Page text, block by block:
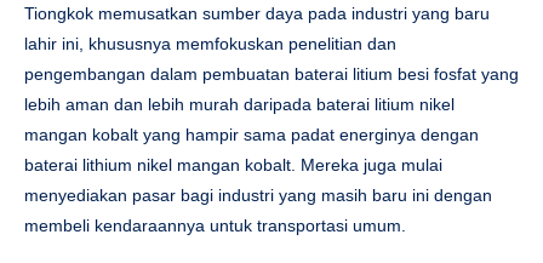
Tiongkok memusatkan sumber daya pada industri yang baru
lahir ini, khususnya memfokuskan penelitian dan
pengembangan dalam pembuatan baterai litium besi fosfat yang
lebih aman dan lebih murah daripada baterai litium nikel
mangan kobalt yang hampir sama padat energinya dengan
baterai lithium nikel mangan kobalt. Mereka juga mulai
menyediakan pasar bagi industri yang masih baru ini dengan
membeli kendaraannya untuk transportasi umum.